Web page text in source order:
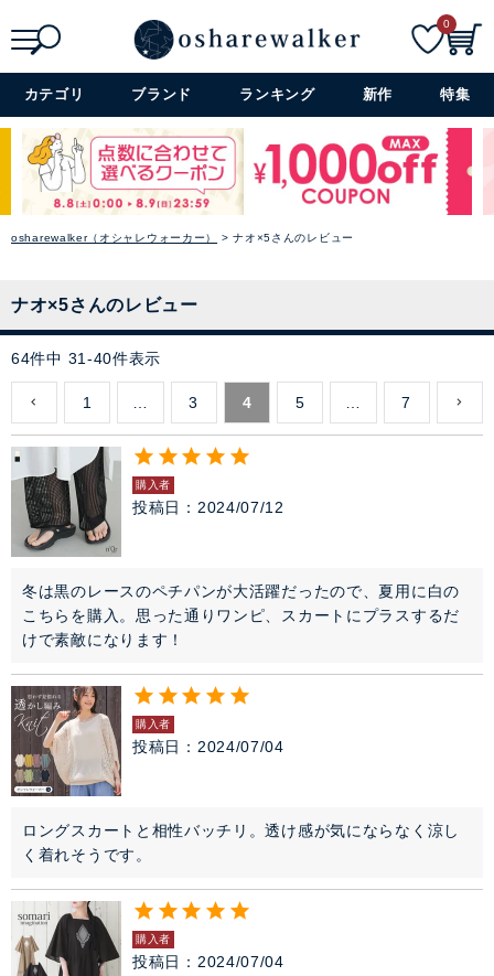
詳細検索+
0
カテゴリ ブランド ランキング 新作 特集
osharewalker（オシャレウォーカー） ナオ×5さんのレビュー
ナオ×5さんのレビュー
64件中 31 -40件表示
1 3 4 5 7
購入者
投稿日 2024/07/12
冬は黒のレースのペチパンが大活躍だったので、夏用に白の
こちらを購入。思った通りワンピ、スカートにプラスするだ
けで素敵になります！
購入者
投稿日 2024/07/04
ロングスカートと相性バッチリ。透け感が気にならなく涼し
く着れそうです。
購入者
投稿日 2024/07/04